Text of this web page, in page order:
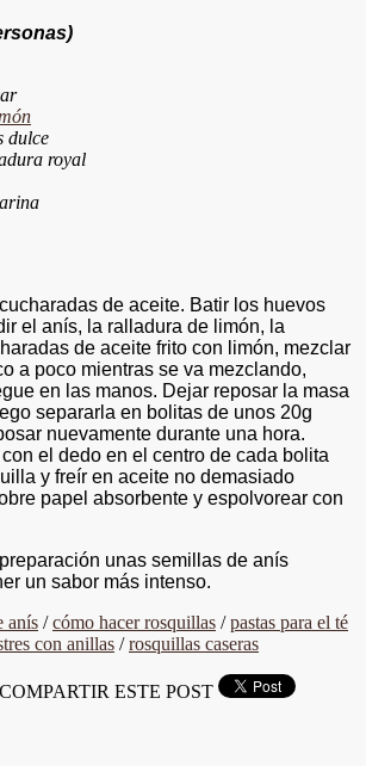
dulce
royal
de aceite. Batir los huevos
el anís, la ralladura de limón, la
de aceite frito con limón, mezclar
a poco mientras se va mezclando,
en las manos. Dejar reposar la masa
separarla en bolitas de unos 20g
nuevamente durante una hora.
el dedo en el centro de cada bolita
y freír en aceite no demasiado
papel absorbente y espolvorear con
unas semillas de anís
un sabor más intenso.
anís /cómo hacer rosquillas /pastas para el té
con anillas /rosquillas caseras
COMPARTIR ESTE POST